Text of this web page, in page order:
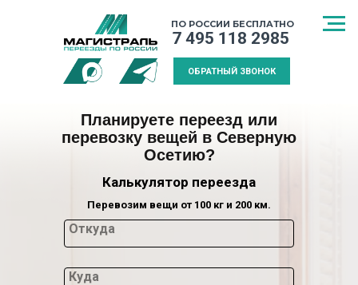
ПО РОССИИ БЕСПЛАТНО
7 495 118 2985
ОБРАТНЫЙ ЗВОНОК
Планируете переезд или
перевозку вещей в Северную
Осетию?
Калькулятор переезда
Откуда
Куда
Перевозим вещи от 100 кг и 200 км.